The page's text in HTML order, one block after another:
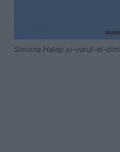
Simona Halep și-varul-ei-